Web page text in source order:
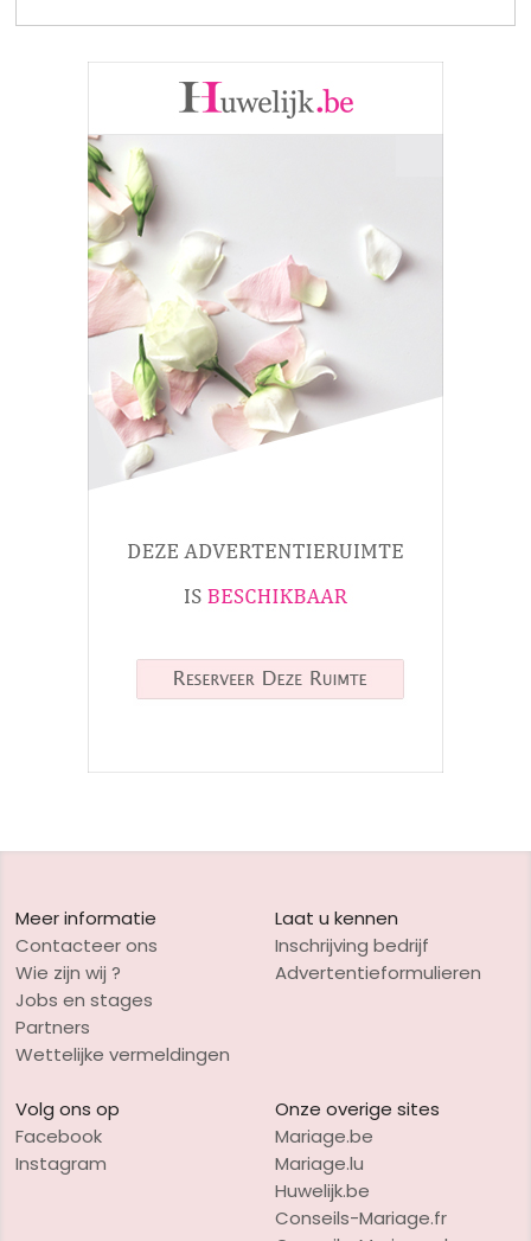
Meer informatie
Contacteer ons
Wie zijn wij ?
Jobs en stages
Partners
Wettelijke vermeldingen
Laat u kennen
Inschrijving bedrijf
Advertentieformulieren
Volg ons op
Facebook
Instagram
Onze overige sites
Mariage.be
Mariage.lu
Huwelijk.be
Conseils-Mariage.fr